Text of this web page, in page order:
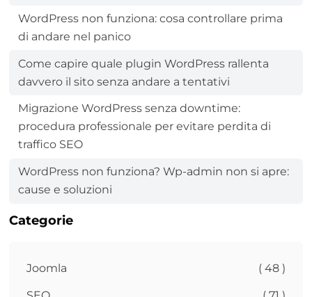
WordPress non funziona: cosa controllare prima
di andare nel panico
Come capire quale plugin WordPress rallenta
davvero il sito senza andare a tentativi
Migrazione WordPress senza downtime:
procedura professionale per evitare perdita di
traffico SEO
WordPress non funziona? Wp-admin non si apre:
cause e soluzioni
Categorie
Joomla ( 48 )